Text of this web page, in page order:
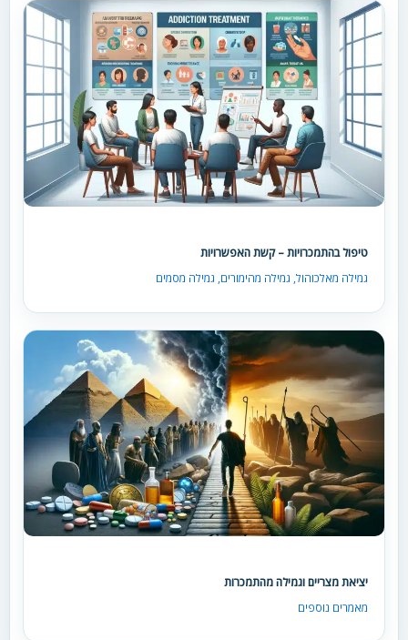
טיפול בהתמכרויות – קשת האפשרויות
גמילה מאלכוהול, גמילה מהימורים, גמילה מסמים
יציאת מצריים וגמילה מהתמכרות
מאמרים נוספים